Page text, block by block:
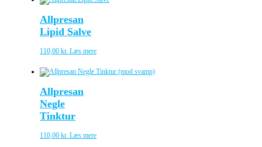
Allpresan
Lipid Salve
110,00 kr. Læs mere
Allpresan
Negle
Tinktur
110,00 kr. Læs mere